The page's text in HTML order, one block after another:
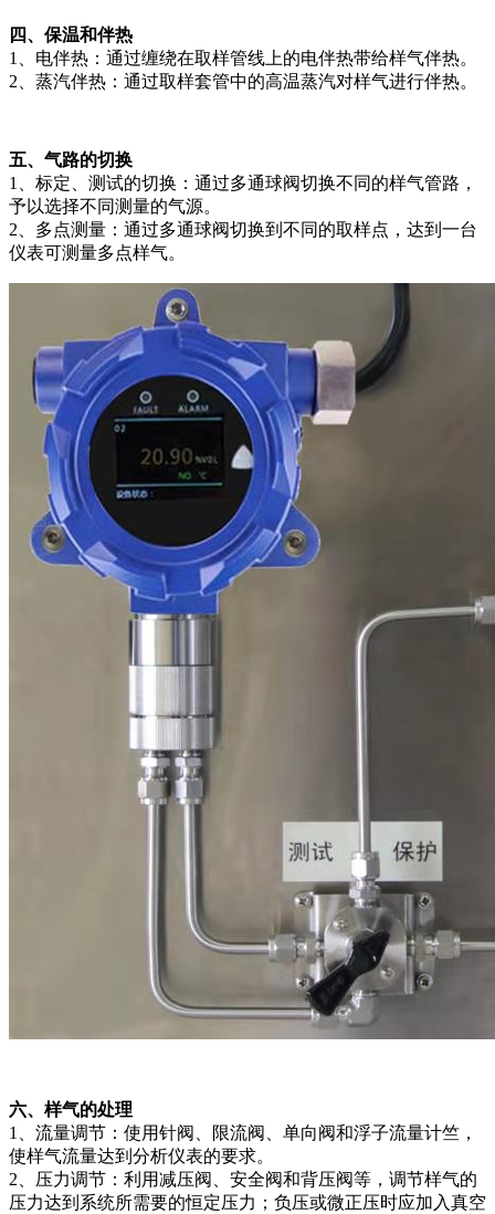
四、保温和伴热
1、电伴热：通过缠绕在取样管线上的电伴热带给样气伴热。
2、蒸汽伴热：通过取样套管中的高温蒸汽对样气进行伴热。
五、气路的切换
1、标定、测试的切换：通过多通球阀切换不同的样气管路，
予以选择不同测量的气源。
2、多点测量：通过多通球阀切换到不同的取样点，达到一台
仪表可测量多点样气。
六、样气的处理
1、流量调节：使用针阀、限流阀、单向阀和浮子流量计竺，
使样气流量达到分析仪表的要求。
2、压力调节：利用减压阀、安全阀和背压阀等，调节样气的
压力达到系统所需要的恒定压力；负压或微正压时应加入真空